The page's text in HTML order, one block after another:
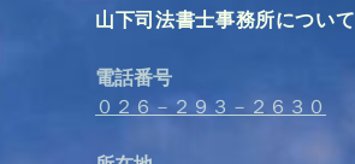
山下司法書士事務所について
電話番号
０２６－２９３－２６３０